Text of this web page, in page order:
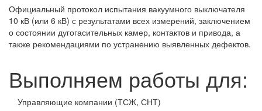
Официальный протокол испытания вакуумного выключателя
10 кВ (или 6 кВ) с результатами всех измерений, заключением
о состоянии дугогасительных камер, контактов и привода, а
также рекомендациями по устранению выявленных дефектов.
Выполняем работы для:
Управляющие компании (ТСЖ, СНТ)